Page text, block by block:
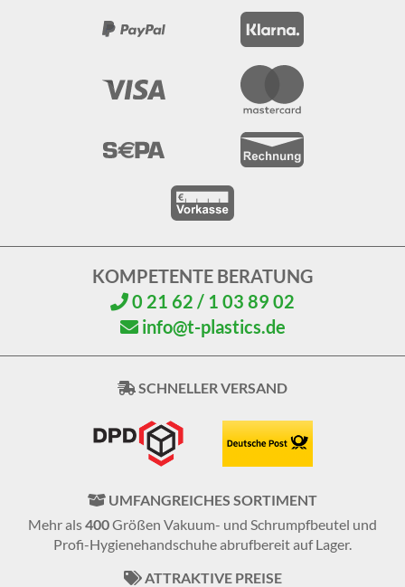
KOMPETENTE BERATUNG
0 21 62 / 1 03 89 02
info@t-plastics.de
SCHNELLER VERSAND
UMFANGREICHES SORTIMENT
Mehr als400Größen Vakuum- und Schrumpfbeutel und
Profi-Hygienehandschuhe abrufbereit auf Lager.
ATTRAKTIVE PREISE